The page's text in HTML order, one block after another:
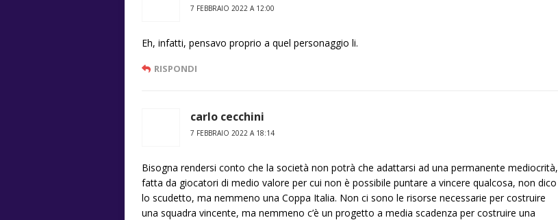
7 FEBBRAIO 2022 A 12:00
Eh, infatti, pensavo proprio a quel personaggio li.
RISPONDI
carlo cecchini
7 FEBBRAIO 2022 A 18:14
Bisogna rendersi conto che la società non potrà che adattarsi ad una permanente mediocrità,
fatta da giocatori di medio valore per cui non è possibile puntare a vincere qualcosa, non dico
lo scudetto, ma nemmeno una Coppa Italia. Non ci sono le risorse necessarie per costruire
una squadra vincente, ma nemmeno c’è un progetto a media scadenza per costruire una